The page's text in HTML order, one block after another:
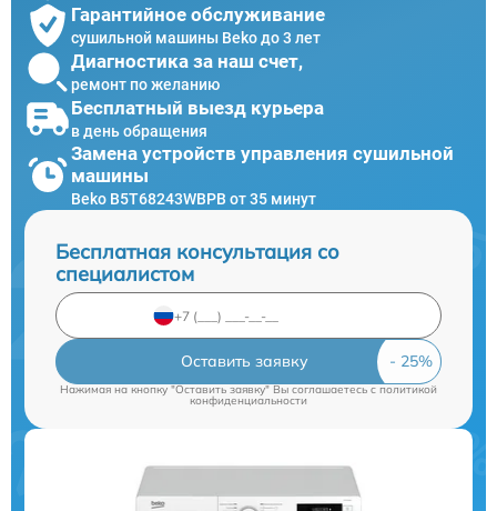
Гарантийное обслуживание
сушильной машины Beko до 3 лет
Диагностика за наш счет,
ремонт по желанию
Бесплатный выезд курьера
в день обращения
Замена устройств управления сушильной
машины
Beko B5T68243WBPB от 35 минут
Бесплатная консультация со
специалистом
Оставить заявку
Нажимая на кнопку "Оставить заявку" Вы соглашаетесь c политикой
конфиденциальности